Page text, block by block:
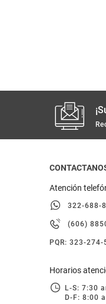
Atención
322-688-
(606)
PQR: 323-274-
Horarios
L-S: 7:30
D-F: 8:00